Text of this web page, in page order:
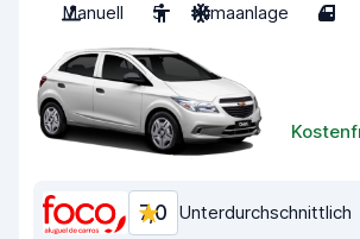
Manuell
5 Klimaanlage 4
7,0 Unterdurchschnittlich